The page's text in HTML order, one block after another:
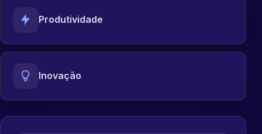
Produtividade
Inovação